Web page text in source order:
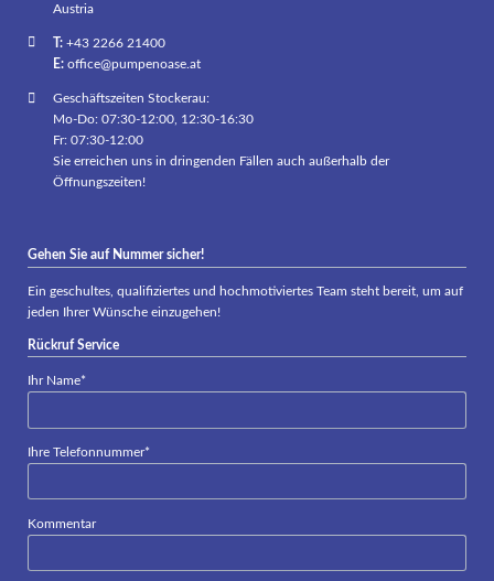
Austria
T:+43 2266 21400
E: office@pumpenoase.at
Geschäftszeiten Stockerau:
Mo-Do: 07:30-12:00, 12:30-16:30
Fr: 07:30-12:00
Sie erreichen uns in dringenden Fällen auch außerhalb der
Öffnungszeiten!
Gehen Sie auf Nummer sicher!
Ein geschultes, qualifiziertes und hochmotiviertes Team steht bereit, um auf
jeden Ihrer Wünsche einzugehen!
Rückruf Service
Pflichtfeld
Ihr Name*
Pflichtfeld
Ihre Telefonnummer*
Kommentar